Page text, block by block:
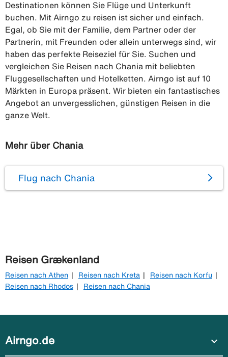
Destinationen können Sie Flüge und Unterkunft
buchen. Mit Airngo zu reisen ist sicher und einfach.
Egal, ob Sie mit der Familie, dem Partner oder der
Partnerin, mit Freunden oder allein unterwegs sind, wir
haben das perfekte Reiseziel für Sie. Suchen und
vergleichen Sie Reisen nach Chania mit beliebten
Fluggesellschaften und Hotelketten. Airngo ist auf 10
Märkten in Europa präsent. Wir bieten ein fantastisches
Angebot an unvergesslichen, günstigen Reisen in die
ganze Welt.
Mehr über Chania
Flug nach Chania
Reisen Grækenland
Reisen nach Athen Reisen nach Kreta
Reisen nach Korfu
Reisen nach Rhodos
Reisen nach Chania
Airngo.de expand_more